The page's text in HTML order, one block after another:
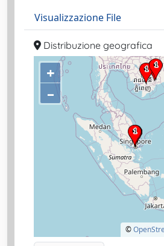
Visualizzazione File
Distribuzione geografica
+
–
©